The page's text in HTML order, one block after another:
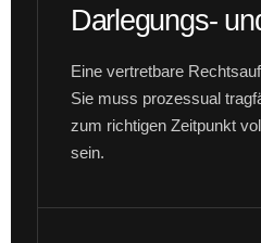
Darlegungs-
Eine vertretbare
Sie muss prozessual
zum richtigen Zeitpunkt
sein.